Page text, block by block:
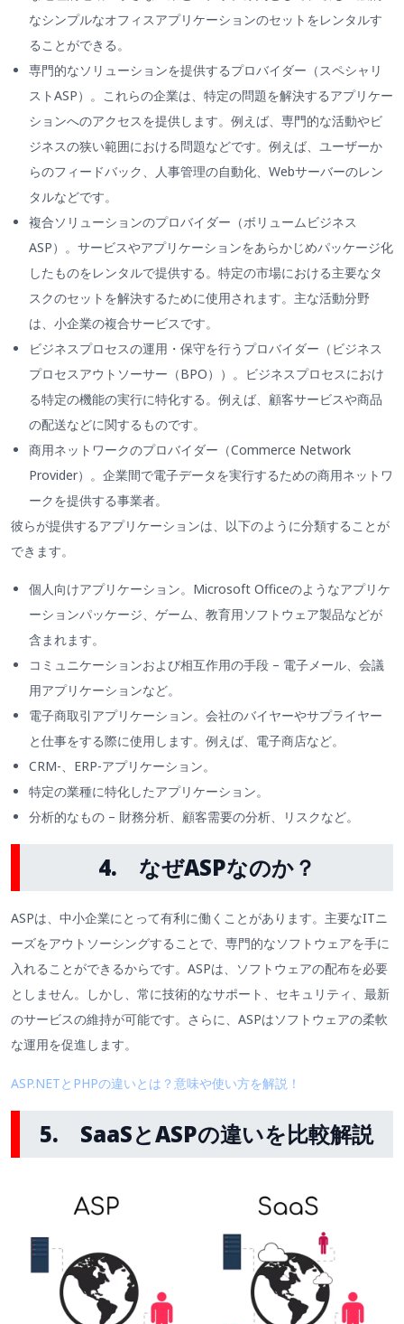
なシンプルなオフィスアプリケーションのセットをレンタルす
ることができる。
専門的なソリューションを提供するプロバイダー（スペシャリ
ストASP）。これらの企業は、特定の問題を解決するアプリケー
ションへのアクセスを提供します。例えば、専門的な活動やビ
ジネスの狭い範囲における問題などです。例えば、ユーザーか
らのフィードバック、人事管理の自動化、Webサーバーのレン
タルなどです。
複合ソリューションのプロバイダー（ボリュームビジネス
ASP）。サービスやアプリケーションをあらかじめパッケージ化
したものをレンタルで提供する。特定の市場における主要なタ
スクのセットを解決するために使用されます。主な活動分野
は、小企業の複合サービスです。
ビジネスプロセスの運用・保守を行うプロバイダー（ビジネス
プロセスアウトソーサー（BPO））。ビジネスプロセスにおけ
る特定の機能の実行に特化する。例えば、顧客サービスや商品
の配送などに関するものです。
商用ネットワークのプロバイダー（Commerce Network
Provider）。企業間で電子データを実行するための商用ネットワ
ークを提供する事業者。
彼らが提供するアプリケーションは、以下のように分類することが
できます。
個人向けアプリケーション。Microsoft Officeのようなアプリケ
ーションパッケージ、ゲーム、教育用ソフトウェア製品などが
含まれます。
コミュニケーションおよび相互作用の手段 – 電子メール、会議
用アプリケーションなど。
電子商取引アプリケーション。会社のバイヤーやサプライヤー
と仕事をする際に使用します。例えば、電子商店など。
CRM-、ERP-アプリケーション。
特定の業種に特化したアプリケーション。
分析的なもの – 財務分析、顧客需要の分析、リスクなど。
4. なぜASPなのか？
ASPは、中小企業にとって有利に働くことがあります。主要なITニ
ーズをアウトソーシングすることで、専門的なソフトウェアを手に
入れることができるからです。ASPは、ソフトウェアの配布を必要
としません。しかし、常に技術的なサポート、セキュリティ、最新
のサービスの維持が可能です。さらに、ASPはソフトウェアの柔軟
な運用を促進します。
ASP.NETとPHPの違いとは？意味や使い方を解説！
5. SaaSとASPの違いを比較解説